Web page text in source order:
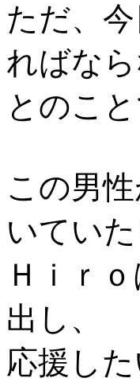
ただ、
ればな
とのこと
この男
いていた
Ｈｉｒ
出し、
応援し